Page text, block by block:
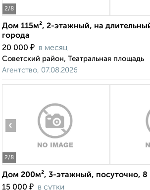
2/8
Дом 115м², 2-этажный, на
города
20 000 ₽ в месяц
Советский район, Театральная площадь
Агентство, 07.08.2026
2/8
‹
Дом 200м², 3-этажный, посуточно, 8
15 000 ₽ в сутки